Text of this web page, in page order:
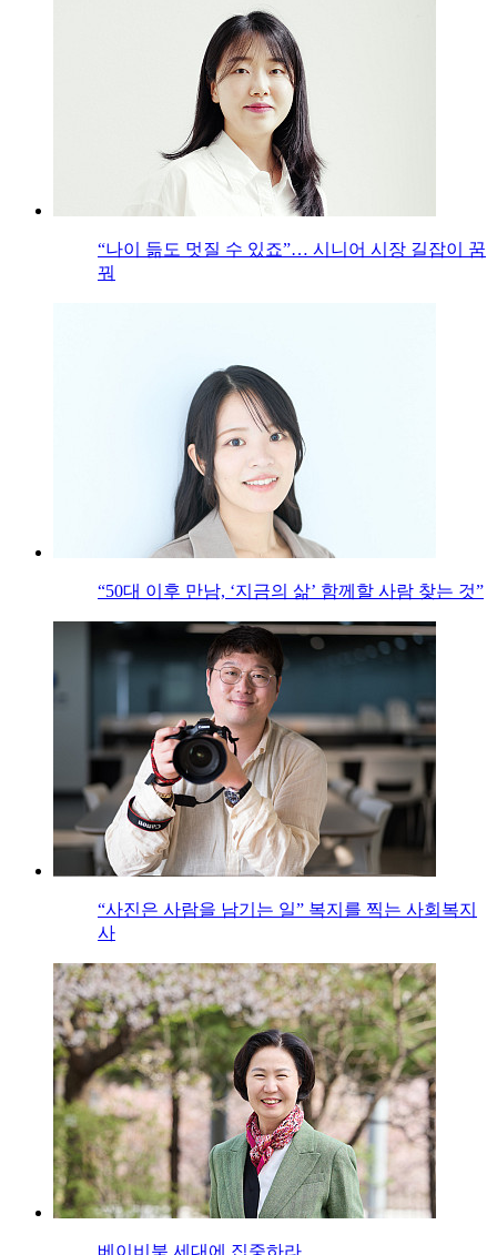
“나이 듦도 멋질 수 있죠”… 시니어 시장 길잡이 꿈
꿔
“50대 이후 만남, ‘지금의 삶’ 함께할 사람 찾는 것”
“사진은 사람을 남기는 일” 복지를 찍는 사회복지
사